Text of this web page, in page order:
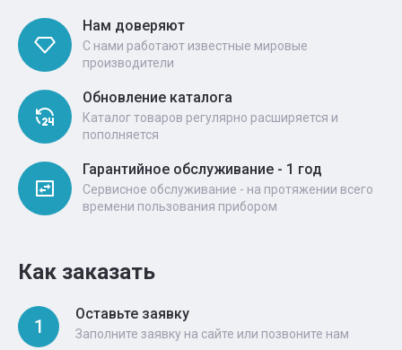
Нам доверяют
С нами работают известные мировые
производители
Обновление каталога
Каталог товаров регулярно расширяется и
пополняется
Гарантийное обслуживание - 1 год
Сервисное обслуживание - на протяжении всего
времени пользования прибором
Как заказать
1
Оставьте заявку
Заполните заявку на сайте или позвоните нам